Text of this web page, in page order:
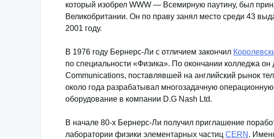
который изобрел WWW — Всемирную паутину, был
Великобритании. Он по праву занял место среди 43
2001 году.
В 1976 году Бернерс-Ли с отличием закончил
по специальности «Физика». По окончании колледжа
Communications, поставлявшей на английский рынок
около года разрабатывал многозадачную
оборудование в компании D.G Nash Ltd.
В начале 80-х Бернерс-Ли получил приглашение
лаборатории физики элементарных частиц CERN .